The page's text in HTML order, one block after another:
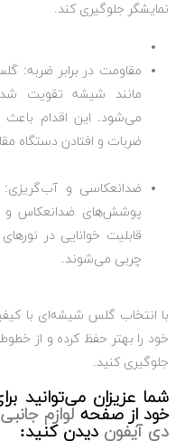
نمایشگر جلوگیری کند.
مقاومت در برابر ضربه:
مانند شیشه تقویت
می‌شود. این اقدام
ضربات و افتادن دستگاه
ضدانعکاسی و
پوشش‌های ضدانعکاس و
قابلیت خوانایی در
چربی می‌شوند.
با انتخاب گلس شیشه‌ای با
خود را بهتر حفظ کرده و از
جلوگیری کنید.
شما عزیزان می‌توانید
خود از صفحه لوازم جانبی
دی آیفون دیدن کنید: